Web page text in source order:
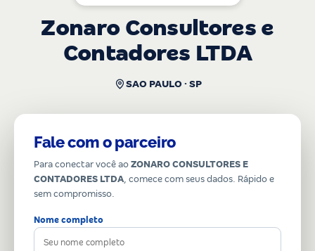
Zonaro Consultores e
Contadores LTDA
SAO PAULO · SP
Fale com o parceiro
Para conectar você ao ZONARO CONSULTORES E
CONTADORES LTDA, comece com seus dados. Rápido e
sem compromisso.
Nome completo